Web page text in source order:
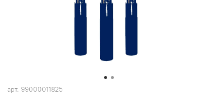
арт. 99000011825